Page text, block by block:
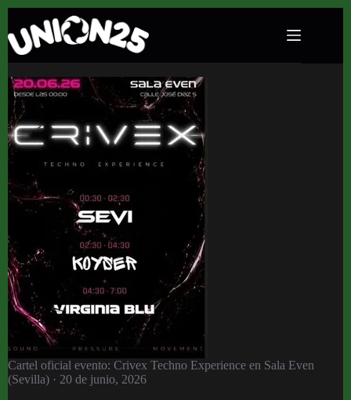
Crivex Techno Experience en Sala Even
(Sevilla) · 20 de junio, 2026
Cartel oficial evento: Crivex Techno Experience en Sala Even
(Sevilla) · 20 de junio, 2026